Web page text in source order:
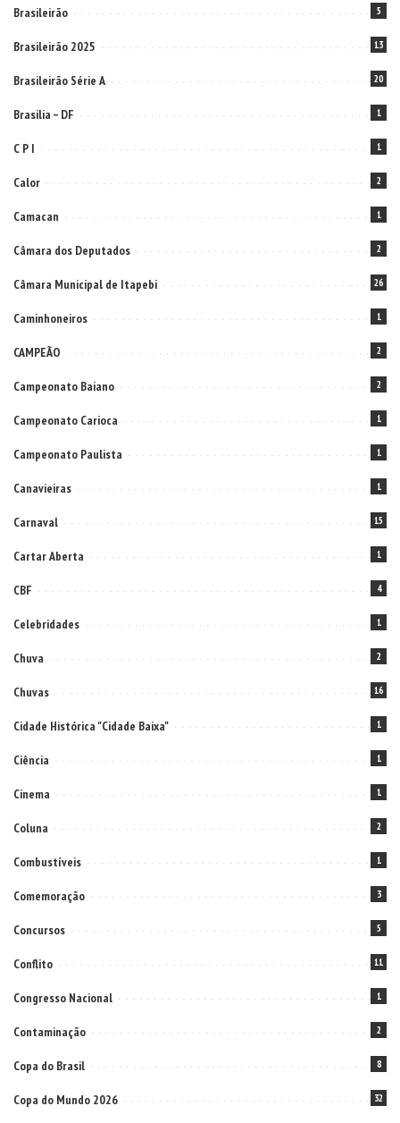
Brasileirão 5
Brasileirão 2025 13
Brasileirão Série A 20
Brasilia – DF 1
C P I 1
Calor 2
Camacan 1
Câmara dos Deputados 2
Câmara Municipal de Itapebi 26
Caminhoneiros 1
CAMPEÃO 2
Campeonato Baiano 2
Campeonato Carioca 1
Campeonato Paulista 1
Canavieiras 1
Carnaval 15
Cartar Aberta 1
CBF 4
Celebridades 1
Chuva 2
Chuvas 16
Cidade Histórica "Cidade Baixa" 1
Ciência 1
Cinema 1
Coluna 2
Combustíveis 1
Comemoração 3
Concursos 5
Conflito 11
Congresso Nacional 1
Contaminação 2
Copa do Brasil 8
Copa do Mundo 2026 32